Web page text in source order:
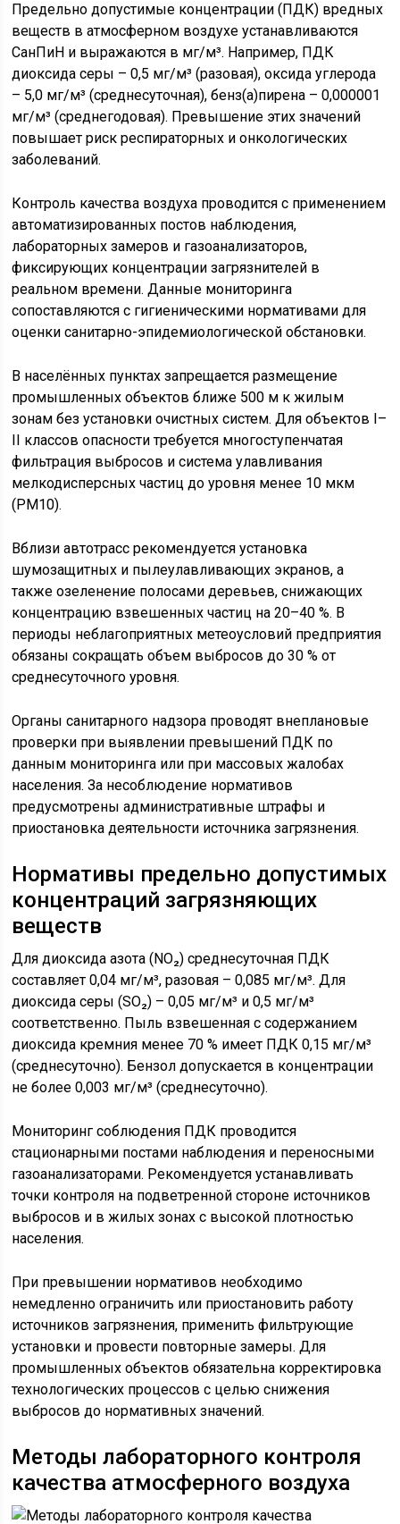
Предельно допустимые концентрации (ПДК) вредных
веществ в атмосферном воздухе устанавливаются
СанПиН и выражаются в мг/м³. Например, ПДК
диоксида серы – 0,5 мг/м³ (разовая), оксида углерода
– 5,0 мг/м³ (среднесуточная), бенз(а)пирена – 0,000001
мг/м³ (среднегодовая). Превышение этих значений
повышает риск респираторных и онкологических
заболеваний.
Контроль качества воздуха проводится с применением
автоматизированных постов наблюдения,
лабораторных замеров и газоанализаторов,
фиксирующих концентрации загрязнителей в
реальном времени. Данные мониторинга
сопоставляются с гигиеническими нормативами для
оценки санитарно-эпидемиологической обстановки.
В населённых пунктах запрещается размещение
промышленных объектов ближе 500 м к жилым
зонам без установки очистных систем. Для объектов I–
II классов опасности требуется многоступенчатая
фильтрация выбросов и система улавливания
мелкодисперсных частиц до уровня менее 10 мкм
(PM10).
Вблизи автотрасс рекомендуется установка
шумозащитных и пылеулавливающих экранов, а
также озеленение полосами деревьев, снижающих
концентрацию взвешенных частиц на 20–40 %. В
периоды неблагоприятных метеоусловий предприятия
обязаны сокращать объем выбросов до 30 % от
среднесуточного уровня.
Органы санитарного надзора проводят внеплановые
проверки при выявлении превышений ПДК по
данным мониторинга или при массовых жалобах
населения. За несоблюдение нормативов
предусмотрены административные штрафы и
приостановка деятельности источника загрязнения.
Нормативы предельно допустимых
концентраций загрязняющих
веществ
Для диоксида азота (NO₂) среднесуточная ПДК
составляет 0,04 мг/м³, разовая – 0,085 мг/м³. Для
диоксида серы (SO₂) – 0,05 мг/м³ и 0,5 мг/м³
соответственно. Пыль взвешенная с содержанием
диоксида кремния менее 70 % имеет ПДК 0,15 мг/м³
(среднесуточно). Бензол допускается в концентрации
не более 0,003 мг/м³ (среднесуточно).
Мониторинг соблюдения ПДК проводится
стационарными постами наблюдения и переносными
газоанализаторами. Рекомендуется устанавливать
точки контроля на подветренной стороне источников
выбросов и в жилых зонах с высокой плотностью
населения.
При превышении нормативов необходимо
немедленно ограничить или приостановить работу
источников загрязнения, применить фильтрующие
установки и провести повторные замеры. Для
промышленных объектов обязательна корректировка
технологических процессов с целью снижения
выбросов до нормативных значений.
Методы лабораторного контроля
качества атмосферного воздуха